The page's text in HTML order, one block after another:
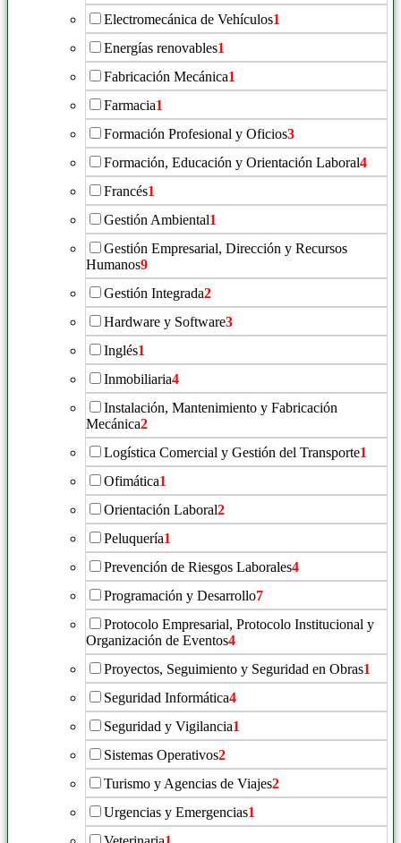
Electromecánica de Vehículos1
Energías renovables1
Fabricación Mecánica1
Farmacia1
Formación Profesional y Oficios3
Formación, Educación y Orientación Laboral4
Francés1
Gestión Ambiental1
Gestión Empresarial, Dirección y Recursos
Humanos9
Gestión Integrada2
Hardware y Software3
Inglés1
Inmobiliaria4
Instalación, Mantenimiento y Fabricación
Mecánica2
Logística Comercial y Gestión del Transporte1
Ofimática1
Orientación Laboral2
Peluquería1
Prevención de Riesgos Laborales4
Programación y Desarrollo7
Protocolo Empresarial, Protocolo Institucional y
Organización de Eventos4
Proyectos, Seguimiento y Seguridad en Obras1
Seguridad Informática4
Seguridad y Vigilancia1
Sistemas Operativos2
Turismo y Agencias de Viajes2
Urgencias y Emergencias1